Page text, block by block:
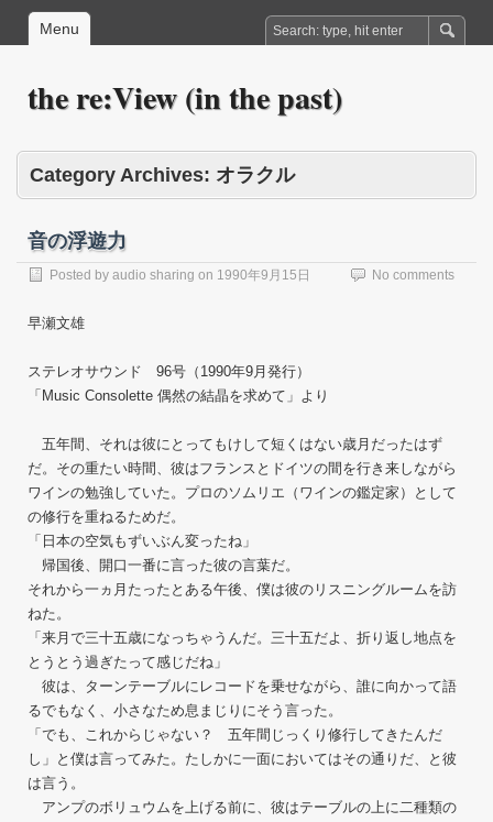
Menu
the re:View (in the past)
Category Archives: オラクル
音の浮遊力
Posted by audio sharing on 1990年9月15日 No comments
早瀬文雄
ステレオサウンド 96号（1990年9月発行）
「Music Consolette 偶然の結晶を求めて」より
五年間、それは彼にとってもけして短くはない歳月だったはず
だ。その重たい時間、彼はフランスとドイツの間を行き来しながら
ワインの勉強していた。プロのソムリエ（ワインの鑑定家）として
の修行を重ねるためだ。
「日本の空気もずいぶん変ったね」
帰国後、開口一番に言った彼の言葉だ。
それから一ヵ月たったとある午後、僕は彼のリスニングルームを訪
ねた。
「来月で三十五歳になっちゃうんだ。三十五だよ、折り返し地点を
とうとう過ぎたって感じだね」
彼は、ターンテーブルにレコードを乗せながら、誰に向かって語
るでもなく、小さなため息まじりにそう言った。
「でも、これからじゃない？ 五年間じっくり修行してきたんだ
し」と僕は言ってみた。たしかに一面においてはその通りだ、と彼
は言う。
アンプのボリュウムを上げる前に、彼はテーブルの上に二種類の